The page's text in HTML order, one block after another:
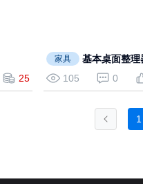
25
家具
基本桌面整
105
0
1